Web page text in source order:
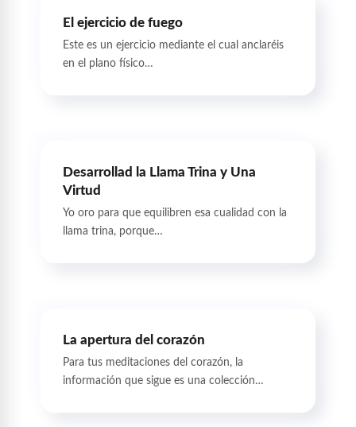
El ejercicio de fuego
Este es un ejercicio mediante el cual anclaréis
en el plano físico…
Desarrollad la Llama Trina y Una
Virtud
Yo oro para que equilibren esa cualidad con la
llama trina, porque…
La apertura del corazón
Para tus meditaciones del corazón, la
información que sigue es una colección…